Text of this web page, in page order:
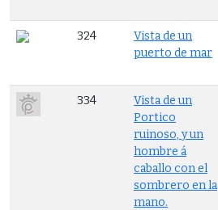
324
Vista de un
puerto de mar
334
Vista de un
Portico
ruinoso, y un
hombre á
caballo con el
sombrero en la
mano.